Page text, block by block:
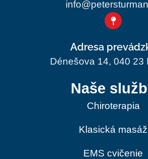
Adresa
Dénešova 14, 040 23
Naše
Chiroterapia
Klasická masáž
EMS cvičenie